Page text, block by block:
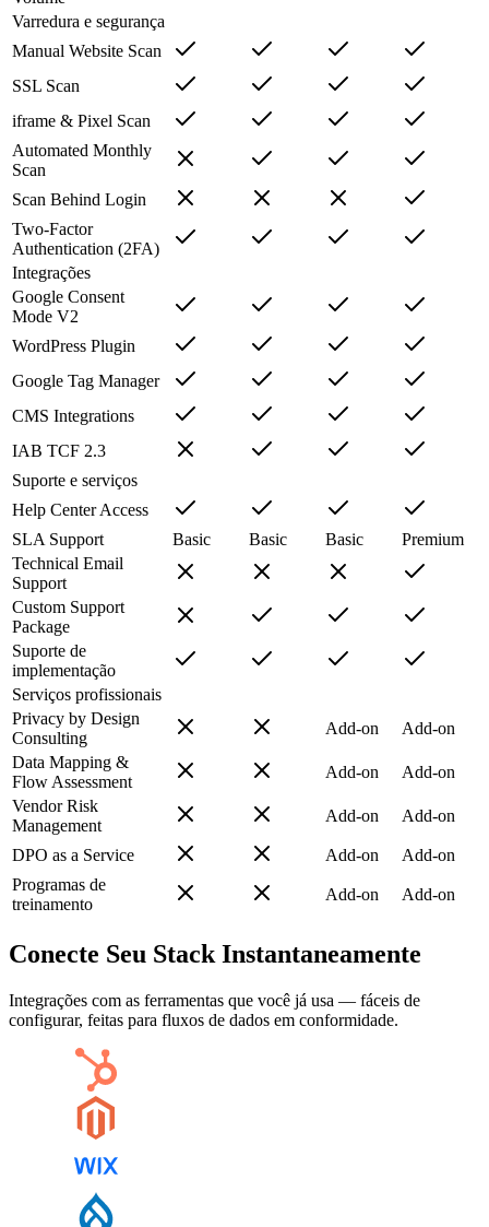
Varredura e segurança
Manual Website Scan
SSL Scan
iframe & Pixel Scan
Automated Monthly
Scan
Scan Behind Login
Two-Factor
Authentication (2FA)
Integrações
Google Consent
Mode V2
WordPress Plugin
Google Tag Manager
CMS Integrations
IAB TCF 2.3
Suporte e serviços
Help Center Access
SLA Support
Basic Basic Basic
Premium
Technical Email
Support
Custom Support
Package
Suporte de
implementação
Serviços profissionais
Privacy by Design
Consulting
Add-on
Add-on
Data Mapping &
Flow Assessment
Add-on
Add-on
Vendor Risk
Management
Add-on Add-on
DPO as a Service Add-on
Add-on
Programas de
treinamento
Add-on Add-on
Conecte Seu Stack Instantaneamente
Integrações com as ferramentas que você já usa — fáceis de
configurar, feitas para fluxos de dados em conformidade.